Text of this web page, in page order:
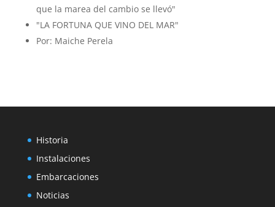
que la marea del cambio se llevó"
"LA FORTUNA QUE VINO DEL MAR"
Por: Maiche Perela
Historia
Instalaciones
Embarcaciones
Noticias